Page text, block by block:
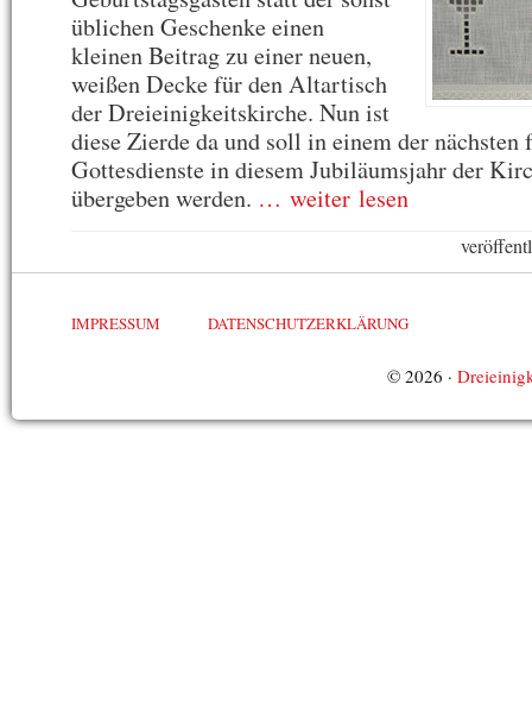
üblichen Geschenke einen
kleinen Beitrag zu einer neuen,
weißen Decke für den Altartisch
der Dreieinigkeitskirche. Nun ist
diese Zierde da und soll in einem der nächsten
Gottesdienste in diesem Jubiläumsjahr der
übergeben werden. … weiter lesen
IMPRESSUM DATENSCHUTZERKLÄRUNG
© 2026 ·